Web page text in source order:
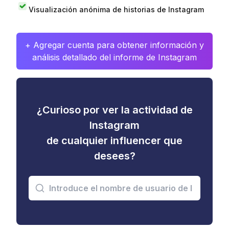
Visualización anónima de historias de Instagram
+ Agregar cuenta para obtener información y
análisis detallado del informe de Instagram
¿Curioso por ver la actividad de
Instagram
de cualquier influencer que
desees?